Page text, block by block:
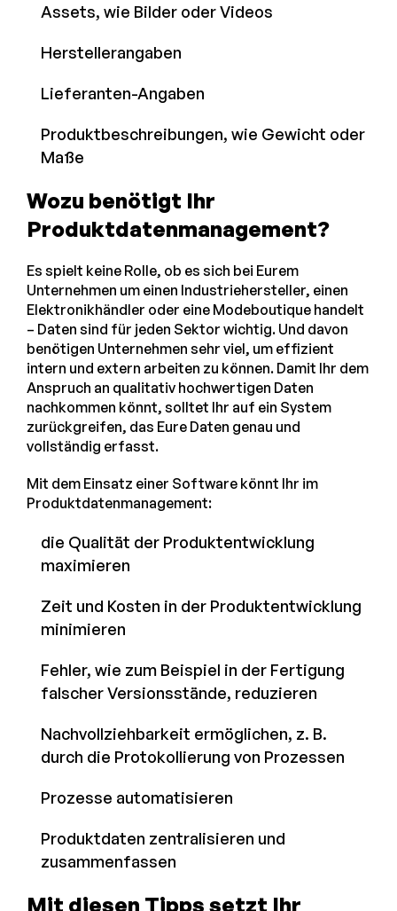
Assets, wie Bilder oder Videos
Herstellerangaben
Lieferanten-Angaben
Produktbeschreibungen, wie Gewicht oder
Maße
Wozu benötigt Ihr
Produktdatenmanagement?
Es spielt keine Rolle, ob es sich bei Eurem
Unternehmen um einen Industriehersteller, einen
Elektronikhändler oder eine Modeboutique handelt
– Daten sind für jeden Sektor wichtig. Und davon
benötigen Unternehmen sehr viel, um effizient
intern und extern arbeiten zu können. Damit Ihr dem
Anspruch an qualitativ hochwertigen Daten
nachkommen könnt, solltet Ihr auf ein System
zurückgreifen, das Eure Daten genau und
vollständig erfasst.
Mit dem Einsatz einer Software könnt Ihr im
Produktdatenmanagement:
die Qualität der Produktentwicklung
maximieren
Zeit und Kosten in der Produktentwicklung
minimieren
Fehler, wie zum Beispiel in der Fertigung
falscher Versionsstände, reduzieren
Nachvollziehbarkeit ermöglichen, z. B.
durch die Protokollierung von Prozessen
Prozesse automatisieren
Produktdaten zentralisieren und
zusammenfassen
Mit diesen Tipps setzt Ihr